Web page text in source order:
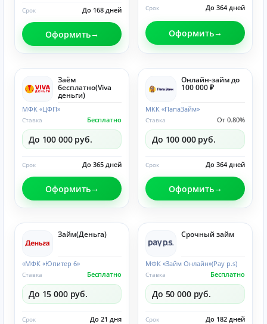
До 168 дней
Срок
Оформить
До 364 дней
Срок
Оформить
Заём
бесплатно(Viva
деньги)
МФК «ЦФП»
Бесплатно
Ставка
До 100 000 руб.
До 365 дней
Срок
Оформить
Онлайн-займ до
100 000 ₽
МКК «ПапаЗайм»
От 0.80%
Ставка
До 100 000 руб.
До 364 дней
Срок
Оформить
Займ(Деньга)
«МФК «Юпитер 6»
Бесплатно
Ставка
До 15 000 руб.
До 21 дня
Срок
Срочный займ
МФК «Займ Онлайн»(Pay p.s)
Бесплатно
Ставка
До 50 000 руб.
До 182 дней
Срок